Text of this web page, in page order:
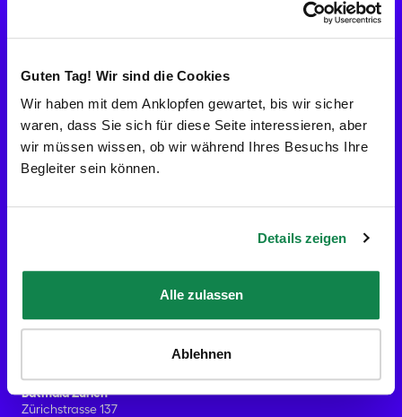
Guten Tag! Wir sind die Cookies
Wir haben mit dem Anklopfen gewartet, bis wir sicher
waren, dass Sie sich für diese Seite interessieren, aber
wir müssen wissen, ob wir während Ihres Besuchs Ihre
Begleiter sein können.
Details zeigen
Alle zulassen
Ablehnen
Press contact
Contact
Services
Home cleaning
CH-1009 Pully
021 624 54 15
Batmaid Zürich
Zürichstrasse 137